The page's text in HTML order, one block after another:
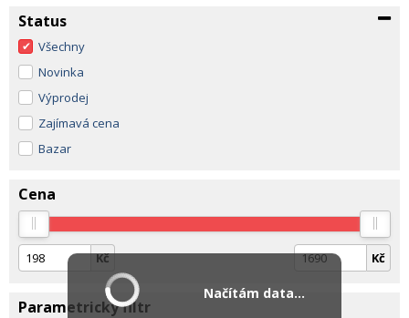
Status
Všechny
Novinka
Výprodej
Zajímavá cena
Bazar
Cena
Kč Kč
Parametrický filtr
Načítám data...